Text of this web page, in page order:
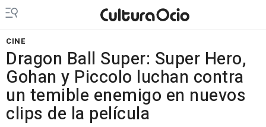
CINE
Dragon Ball Super: Super Hero,
Gohan y Piccolo luchan contra
un temible enemigo en nuevos
clips de la película